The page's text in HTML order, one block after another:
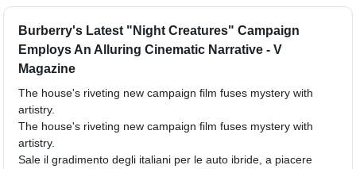
Burberry's Latest "Night Creatures" Campaign
Employs An Alluring Cinematic Narrative - V
Magazine
The house's riveting new campaign film fuses mystery with
artistry.
The house's riveting new campaign film fuses mystery with
artistry.
Sale il gradimento degli italiani per le auto ibride, a piacere